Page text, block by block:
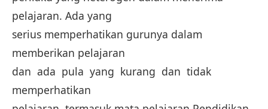
pelajaran. Ada yang
serius memperhatikan gurunya dalam
memberikan pelajaran
dan ada pula yang kurang dan tidak
memperhatikan